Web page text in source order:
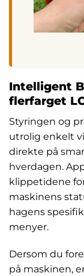
Intelligent
flerfarget
Styringen og
utrolig enkelt
direkte på
hverdagen.
klippetidene
maskinens
hagens
menyer.
Dersom du
på maskinen,